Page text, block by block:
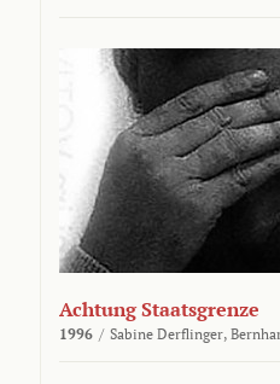
Achtung Staatsgrenze
1996 / Sabine Derflinger,